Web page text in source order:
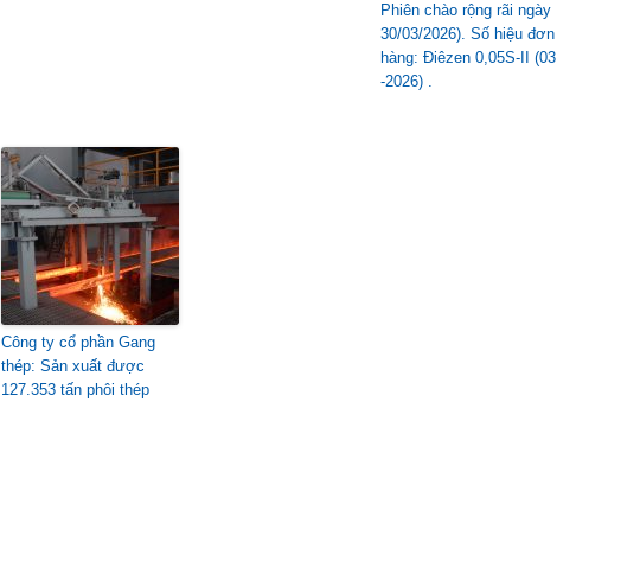
Phiên chào rộng rãi ngày
30/03/2026). Số hiệu đơn
hàng: Điêzen 0,05S-II (03
-2026) .
Công ty cổ phần Gang
thép: Sản xuất được
127.353 tấn phôi thép